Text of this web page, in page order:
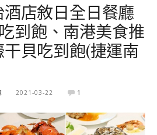
店敘日全日餐廳
到飽、南港美食推
貝吃到飽(捷運南
2021-03-22 1